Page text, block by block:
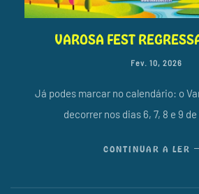
VAROSA FEST
Fev. 10, 2026
Já podes marcar no calendário: o
decorrer nos dias 6, 7, 8 e 9
CONTINUAR A LER